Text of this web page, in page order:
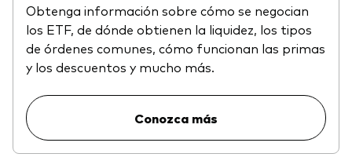
Obtenga información sobre cómo se negocian
los ETF, de dónde obtienen la liquidez, los tipos
de órdenes comunes, cómo funcionan las primas
y los descuentos y mucho más.
Conozca más